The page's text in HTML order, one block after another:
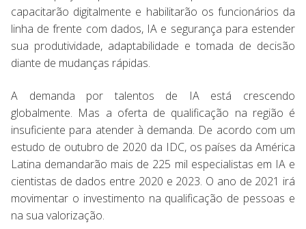
capacitarão digitalmente e habilitarão os funcionários da
linha de frente com dados, IA e segurança para estender
sua produtividade, adaptabilidade e tomada de decisão
diante de mudanças rápidas.
A demanda por talentos de IA está crescendo
globalmente. Mas a oferta de qualificação na região é
insuficiente para atender à demanda. De acordo com um
estudo de outubro de 2020 da IDC, os países da América
Latina demandarão mais de 225 mil especialistas em IA e
cientistas de dados entre 2020 e 2023. O ano de 2021 irá
movimentar o investimento na qualificação de pessoas e
na sua valorização.